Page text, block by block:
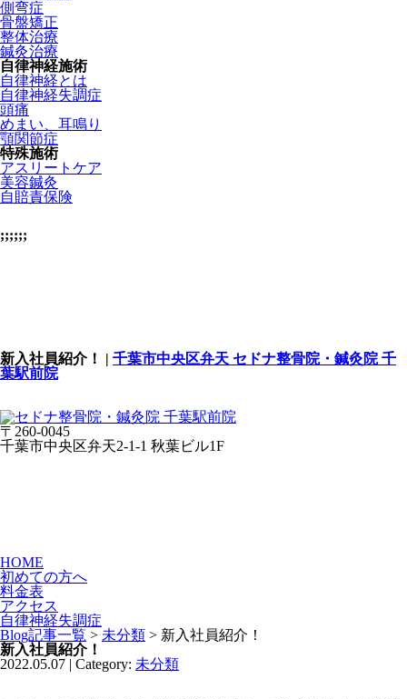
側弯症
骨盤矯正
整体治療
鍼灸治療
自律神経施術
自律神経とは
自律神経失調症
頭痛
めまい、耳鳴り
顎関節症
特殊施術
アスリートケア
美容鍼灸
自賠責保険
;;;;;;
新入社員紹介！ | 千葉市中央区弁天 セドナ整骨院・鍼灸院 千
葉駅前院
〒260-0045
千葉市中央区弁天2-1-1 秋葉ビル1F
HOME
初めての方へ
料金表
アクセス
自律神経失調症
Blog記事一覧 > 未分類 > 新入社員紹介！
新入社員紹介！
2022.05.07 | Category: 未分類